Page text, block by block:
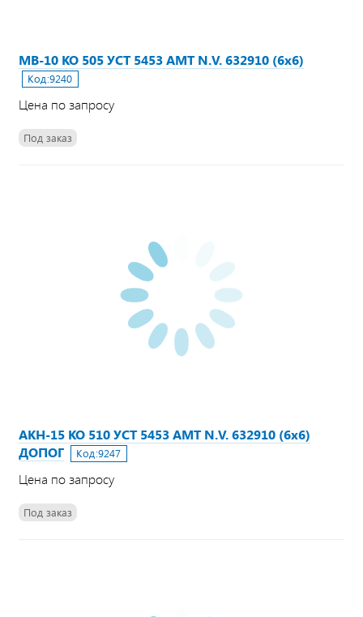
МВ-10 КО 505 УСТ 5453 АМТ N.V. 632910 (6х6)
Код:9240
Цена по запросу
Под заказ
АКН-15 КО 510 УСТ 5453 АМТ N.V. 632910 (6х6)
ДОПОГ
Код:9247
Цена по запросу
Под заказ